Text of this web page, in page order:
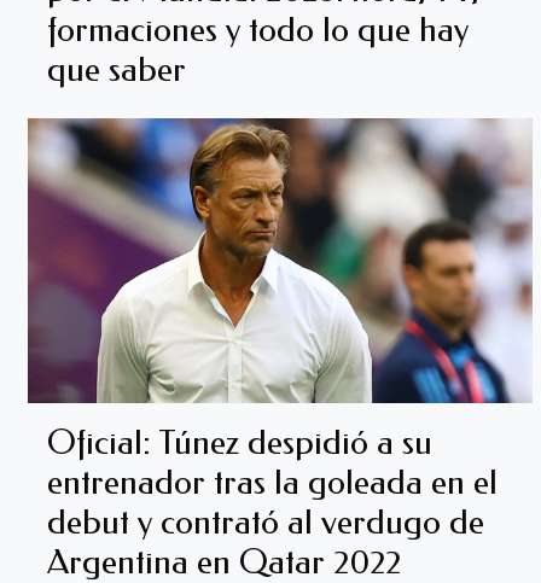
formaciones y todo lo que hay
que saber
Oficial: Túnez despidió a su
entrenador tras la goleada en el
debut y contrató al verdugo de
Argentina en Qatar 2022